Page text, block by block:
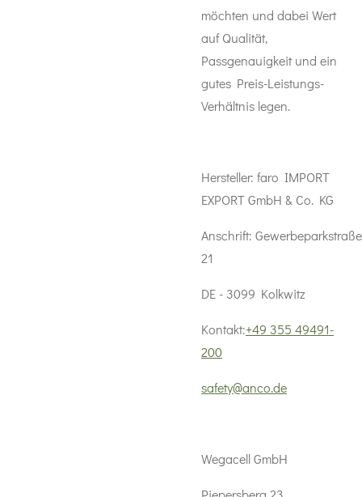
möchten und dabei Wert
auf Qualität,
Passgenauigkeit und ein
gutes Preis-Leistungs-
Verhältnis legen.
Hersteller: faro IMPORT
EXPORT GmbH & Co. KG
Anschrift: Gewerbeparkstraße
21
DE - 3099 Kolkwitz
Kontakt:+49 355 49491-
200
safety@anco.de
Wegacell GmbH